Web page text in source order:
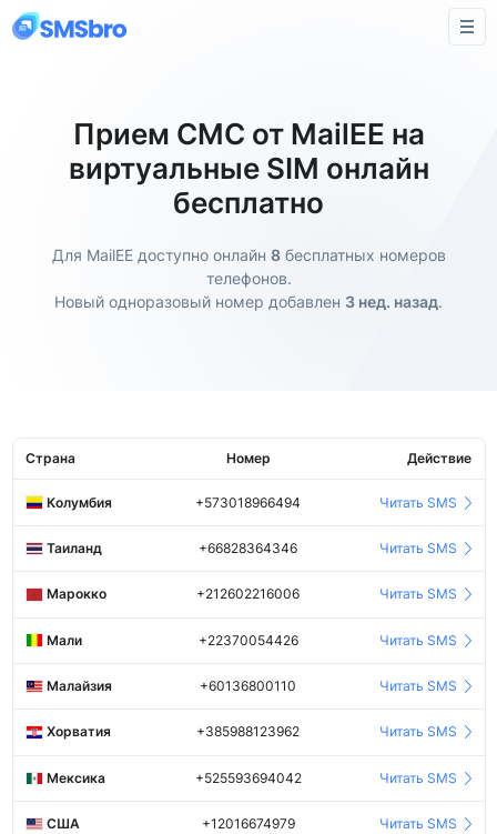
Прием СМС от MailEE на
виртуальные SIM онлайн
бесплатно
Для MailEE доступно онлайн 8бесплатных номеров
телефонов.
Новый одноразовый номер добавлен 3 нед. назад.
Страна Номер Действие
Колумбия +573018966494 Читать SMS
Таиланд +66828364346 Читать SMS
Марокко +212602216006 Читать SMS
Мали +22370054426 Читать SMS
Малайзия +60136800110 Читать SMS
Хорватия +385988123962 Читать SMS
Мексика +525593694042 Читать SMS
США +12016674979 Читать SMS